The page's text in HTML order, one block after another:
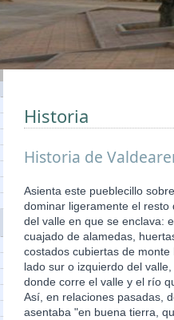
Historia
Historia de
Asienta este pueblecillo
dominar ligeramente el
del valle en que se enclava:
cuajado de alamedas,
costados cubiertas de
lado sur o izquierdo del
donde corre el valle y el río
Así, en relaciones pasadas,
asentaba "en buena tierra,